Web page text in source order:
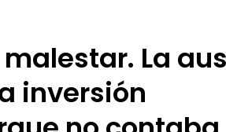
malestar. La
inversión